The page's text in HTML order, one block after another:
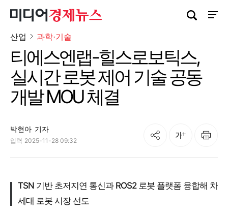
사이
검색창 열기
산업 과학·기술
티에스엔랩-힐스로보틱스,
실시간 로봇 제어 기술 공동
개발 MOU 체결
박현아 기자
입력 2025-11-28 09:32
공유 글자크기 인쇄
TSN 기반 초저지연 통신과 ROS2 로봇 플랫폼 융합해 차
세대 로봇 시장 선도